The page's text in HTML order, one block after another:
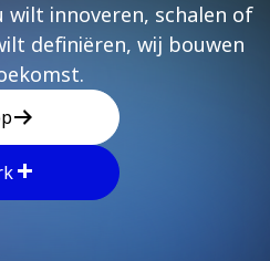
innoveren, schalen of
definiëren, wij bouwen